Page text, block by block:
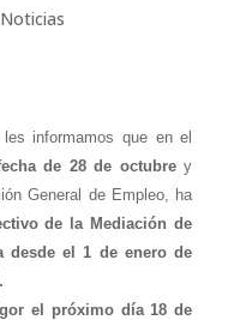
Noticias
que en el
de 28 de octubrey
General de Empleo, ha
de la Mediación de
desde el 1 de enero de
el próximo día 18 de